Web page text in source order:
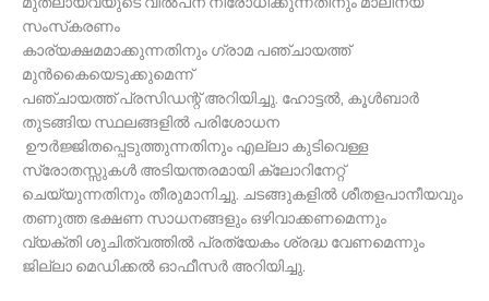
സംസ്‌കരണം
കാര്യക്ഷമമാക്കുന്നതിനും ഗ്രാമ പഞ്ചായത്ത്
മുന്‍കൈയെടുക്കുമെന്ന്
പഞ്ചായത്ത് പ്രസിഡന്റ് അറിയിച്ചു. ഹോട്ടല്‍, കൂള്‍ബാര്‍
തുടങ്ങിയ സ്ഥലങ്ങളില്‍ പരിശോധന
ഊര്‍ജ്ജിതപ്പെടുത്തുന്നതിനും എല്ലാ കുടിവെള്ള
സ്രോതസ്സുകള്‍ അടിയന്തരമായി ക്ലോറിനേറ്റ്
ചെയ്യുന്നതിനും തീരുമാനിച്ചു. ചടങ്ങുകളില്‍ ശീതളപാനീയവും
തണുത്ത ഭക്ഷണ സാധനങ്ങളും ഒഴിവാക്കണമെന്നും
വ്യക്തി ശുചിത്വത്തില്‍ പ്രത്യേകം ശ്രദ്ധ വേണമെന്നും
ജില്ലാ മെഡിക്കല്‍ ഓഫീസര്‍ അറിയിച്ചു.